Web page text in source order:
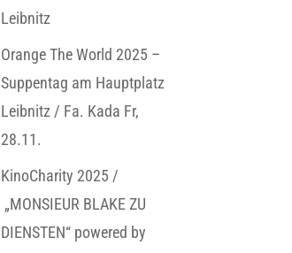
Leibnitz
Orange The World 2025 –
Suppentag am Hauptplatz
Leibnitz / Fa. Kada Fr,
28.11.
KinoCharity 2025 /
„MONSIEUR BLAKE ZU
DIENSTEN“ powered by